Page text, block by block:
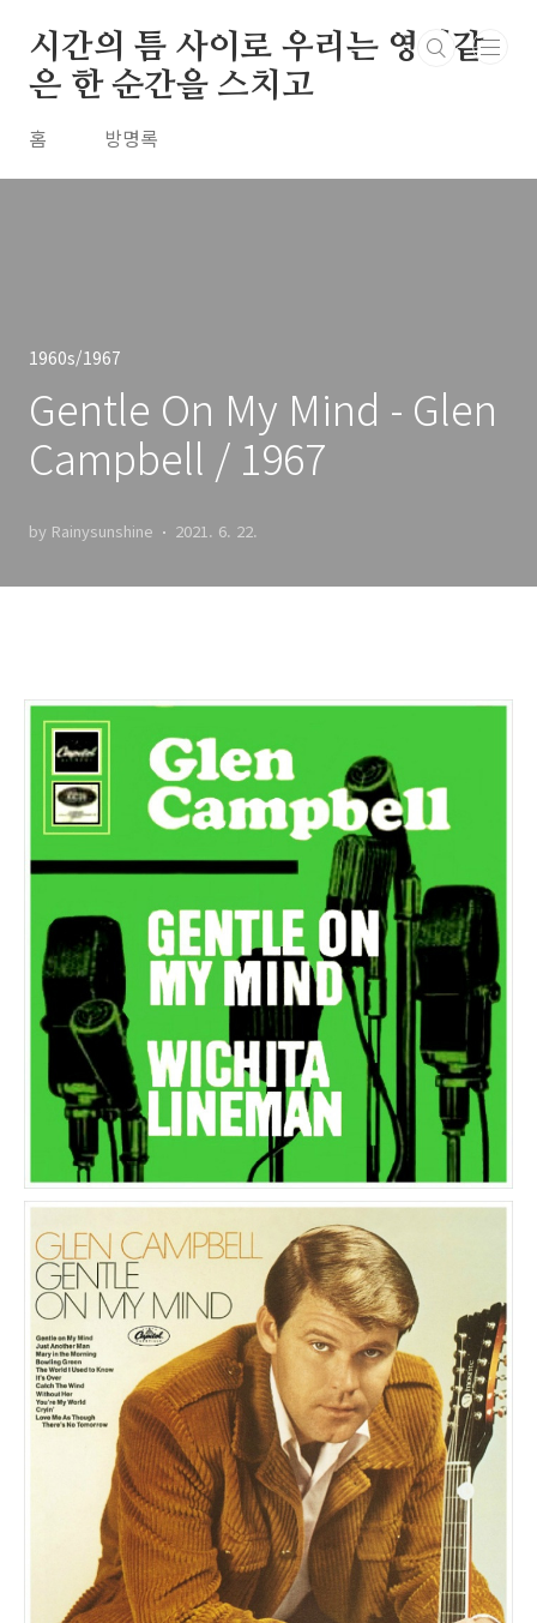
시간의 틈 사이로 우리는 영원같
은 한 순간을 스치고
홈 방명록
1960s/1967
Gentle On My Mind - Glen
Campbell / 1967
by Rainysunshine 2021. 6. 22.